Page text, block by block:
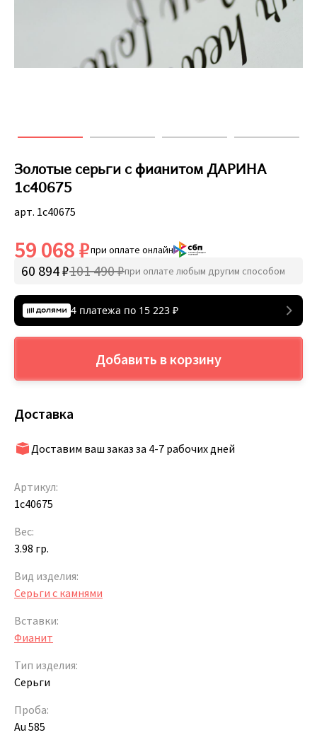
Золотые серьги с фианитом ДАРИНА
1c40675
арт. 1c40675
59 068 ₽при оплате онлайн
60 894 ₽101 490 ₽при оплате любым другим способом
4 платежа по 15 223 ₽
Добавить в корзину
Доставка
Доставим ваш заказ за 4-7 рабочих дней
Артикул:
1c40675
Вес:
3.98 гр.
Вид изделия:
Серьги с камнями
Вставки:
Фианит
Тип изделия:
Серьги
Проба:
Au 585